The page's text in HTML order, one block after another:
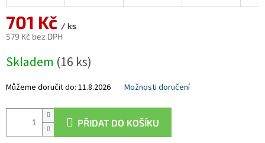
701 Kč / ks
579 Kč bez DPH
cena:
Skladem (16 ks)
Můžeme doručit do: 11.8.2026 Možnosti doručení
PŘIDAT DO KOŠÍKU